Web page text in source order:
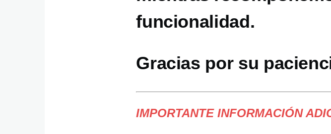
funcionalidad.
Gracias por su
IMPORTANTE INFORMACIÓN